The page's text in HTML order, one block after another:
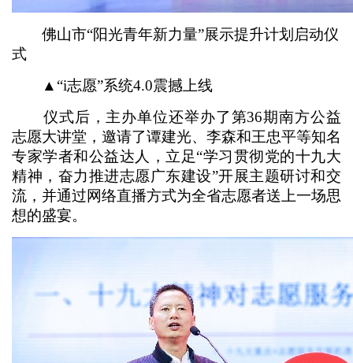
佛山市“阳光青年新力量”展示提升计划启动仪
式
▲“i志愿”系统4.0震撼上线
仪式后，主办单位还举办了第36期南方公益
志愿大讲堂，邀请了谭建光、李森和王忠平等知名
专家学者和公益达人，立足“学习贯彻党的十九大
精神，奋力推进志愿广东建设”开展主题研讨和交
流，并通过网络直播方式为全省志愿者送上一场思
想的盛宴。